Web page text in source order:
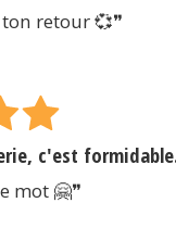
retour 💞❞
c'est
mot 🤗❞